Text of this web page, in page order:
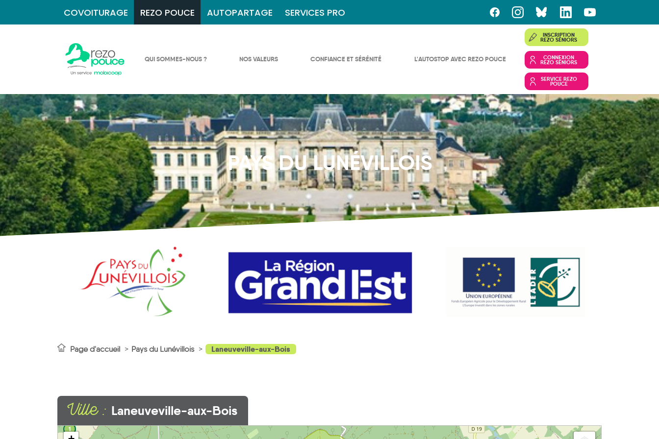
COVOITURAGE REZO POUCE AUTOPARTAGE SERVICES PRO
QUI SOMMES-NOUS ? NOS VALEURS CONFIANCE ET SÉRÉNITÉ L'AUTOSTOP AVEC REZO POUCE
INSCRIPTION
REZO SÉNIORS
CONNEXION
REZO SÉNIORS
SERVICE REZO
POUCE
PAYS DU LUNÉVILLOIS
Page d'accueil Pays du Lunévillois Laneuveville-aux-Bois
Ville : Laneuveville-aux-Bois
1